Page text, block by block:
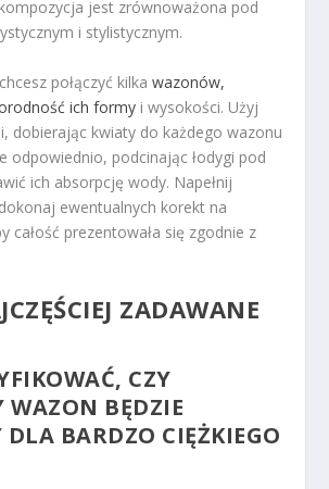
jest zrównoważona pod
i stylistycznym.
połączyć kilkawazonów,
ich formy i wysokości. Użyj
dobierając kwiaty do każdego wazonu
odpowiednio, podcinając łodygi pod
ich absorpcję wody. Napełnij
ewentualnych korekt na
całość prezentowała się zgodnie z
ZADAWANE
CZY
WAZON BĘDZIE
BARDZO CIĘŻKIEGO